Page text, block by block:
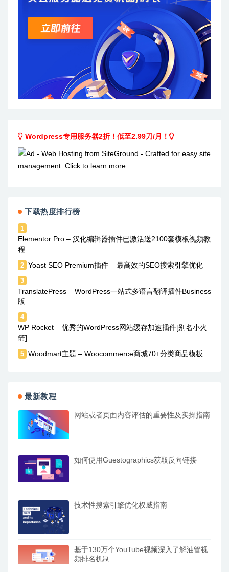
Wordpress专用服务器2折！低至2.99刀/月！
下载热度排行榜
1
Elementor Pro – 汉化编辑器插件已激活送2100套模板视频教
程
2 Yoast SEO Premium插件 – 最高效的SEO搜索引擎优化
3
TranslatePress – WordPress一站式多语言翻译插件Business
版
4
WP Rocket – 优秀的WordPress网站缓存加速插件[别名小火
箭]
5 Woodmart主题 – Woocommerce商城70+分类商品模板
最新教程
网站或者页面内容评估的重要性及实操指南
如何使用Guestographics获取反向链接
技术性搜索引擎优化权威指南
基于130万个YouTube视频深入了解油管视
频排名机制